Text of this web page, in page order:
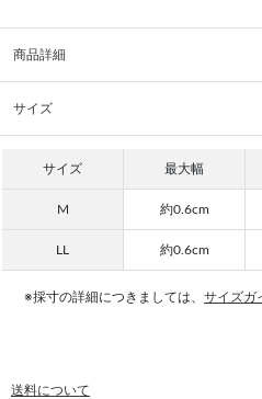
商品詳細
サイズ
サイズ 最大幅
M 約0.6cm
LL 約0.6cm
※採寸の詳細につきましては、 サイズガ
送料について